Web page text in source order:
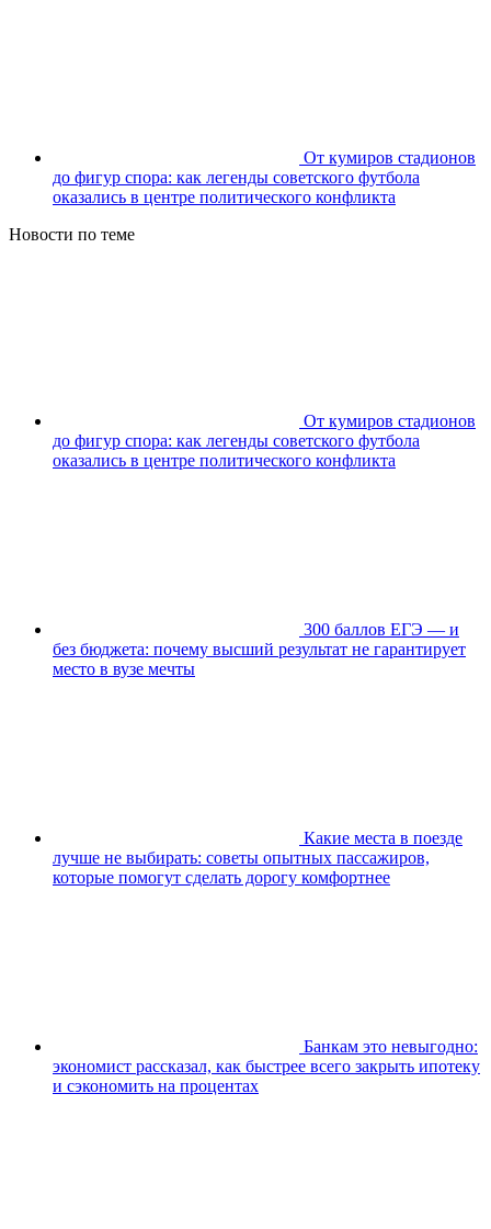
От кумиров стадионов
до фигур спора: как легенды советского футбола
оказались в центре политического конфликта
Новости по теме
От кумиров стадионов
до фигур спора: как легенды советского футбола
оказались в центре политического конфликта
300 баллов ЕГЭ — и
без бюджета: почему высший результат не гарантирует
место в вузе мечты
Какие места в поезде
лучше не выбирать: советы опытных пассажиров,
которые помогут сделать дорогу комфортнее
Банкам это невыгодно:
экономист рассказал, как быстрее всего закрыть ипотеку
и сэкономить на процентах